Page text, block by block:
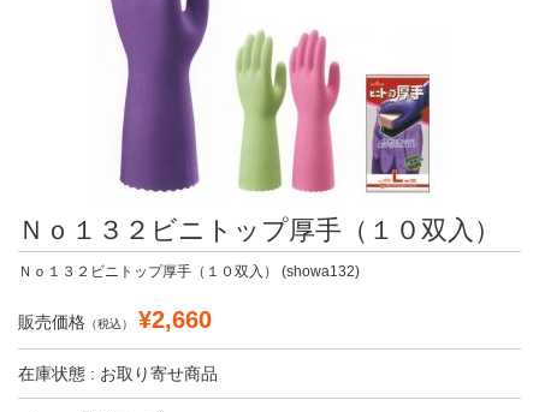
Ｎｏ１３２ビニトップ厚手（１０双入）
Ｎｏ１３２ビニトップ厚手（１０双入） (showa132)
販売価格 （税込） ¥2,660
在庫状態 : お取り寄せ商品